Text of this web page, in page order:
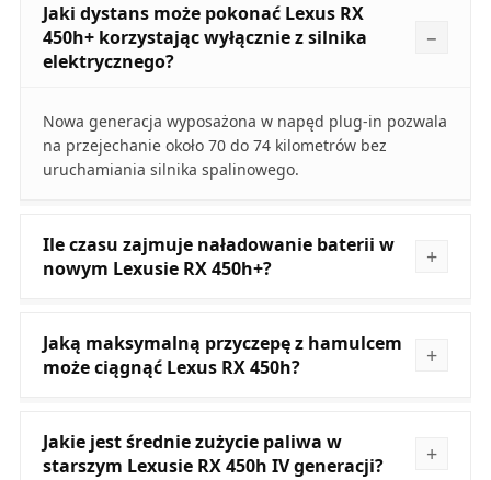
Jaki dystans może pokonać Lexus RX
450h+ korzystając wyłącznie z silnika
elektrycznego?
Nowa generacja wyposażona w napęd plug-in pozwala
na przejechanie około 70 do 74 kilometrów bez
uruchamiania silnika spalinowego.
Ile czasu zajmuje naładowanie baterii w
nowym Lexusie RX 450h+?
Jaką maksymalną przyczepę z hamulcem
może ciągnąć Lexus RX 450h?
Jakie jest średnie zużycie paliwa w
starszym Lexusie RX 450h IV generacji?